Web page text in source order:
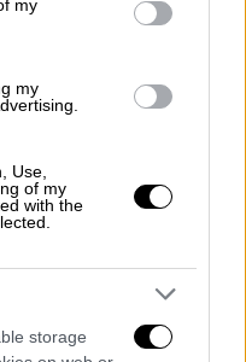
my
my
Use,
of my
with the
storage
Αθήνα ζει το 41%
και
βιοµηχανικών
των ειδικών
Μυστράς,
και επτά
η κλιµατική